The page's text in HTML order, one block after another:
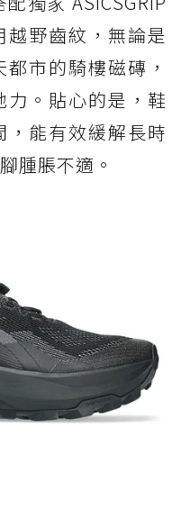
越野齒紋，無論是
市的騎樓磁磚，
。貼心的是，鞋
能有效緩解長時
腫脹不適。